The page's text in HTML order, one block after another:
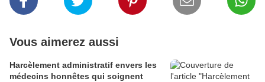
Vous aimerez aussi
Harcèlement administratif envers les
médecins honnêtes qui soignent